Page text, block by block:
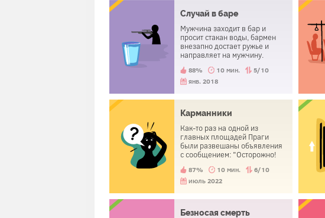
Случай в баре
Мужчина заходит в бар и
просит стакан воды, бармен
внезапно достает ружье и
направляет на мужчину.
уходит.
88% 10 мин.
5/10
янв. 2018
Карманники
Как-то раз на одной из
главных площадей Праги
были развешаны объявления
с сообщением: "Осторожно!
Местные полицейские знали,
что здесь действительно
активно срывали эти
объявления. Зачем?
87% 10 мин.
6/10
июль 2022
Безносая смерть